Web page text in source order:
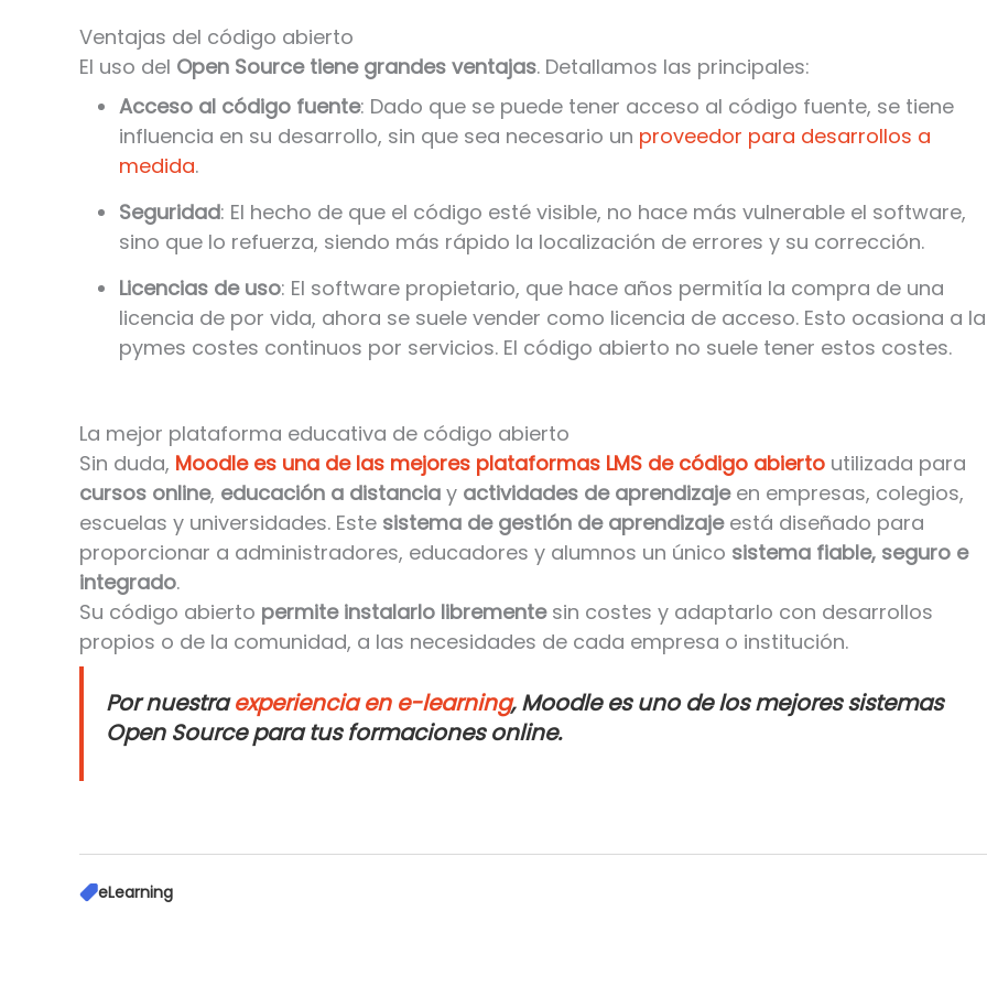
Ventajas del código abierto
El uso del Open Source tiene grandes ventajas. Detallamos las principales:
Acceso al código fuente: Dado que se puede tener acceso al código fuente, se tiene
influencia en su desarrollo, sin que sea necesario un proveedor para desarrollos a
medida.
Seguridad: El hecho de que el código esté visible, no hace más vulnerable el software,
sino que lo refuerza, siendo más rápido la localización de errores y su corrección.
Licencias de uso: El software propietario, que hace años permitía la compra de una
licencia de por vida, ahora se suele vender como licencia de acceso. Esto ocasiona a
pymes costes continuos por servicios. El código abierto no suele tener estos costes.
La mejor plataforma educativa de código abierto
Sin duda, Moodle es una de las mejores plataformas LMS de código abierto utilizada para
cursos online, educación a distancia y actividades de aprendizajeen empresas, colegios,
escuelas y universidades. Este sistema de gestión de aprendizaje está diseñado para
proporcionar a administradores, educadores y alumnos un único sistema fiable, seguro e
integrado.
Su código abierto permite instalarlo librementesin costes y adaptarlo con desarrollos
propios o de la comunidad, a las necesidades de cada empresa o institución.
Por nuestraexperiencia en e-learning, Moodle es uno de los mejores sistemas
Open Source para tus formaciones online.
eLearning